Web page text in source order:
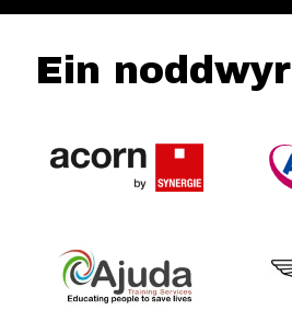
Ein noddwyr